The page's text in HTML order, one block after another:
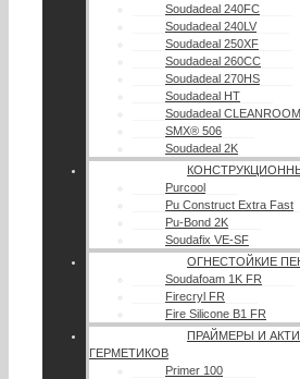
Soudadeal 240FC
Soudadeal 240LV
Soudadeal 250XF
Soudadeal 260CC
Soudadeal 270HS
Soudadeal HT
Soudadeal CLEANROOM
SMX® 506
Soudadeal 2K
Purcool
Pu Construct Extra Fast
Pu-Bond 2K
Soudafix VE-SF
ОГНЕСТОЙКИЕ
Soudafoam 1K FR
Firecryl FR
Fire Silicone B1 FR
ПРАЙМЕРЫ И
ГЕРМЕТИКОВ
Primer 100